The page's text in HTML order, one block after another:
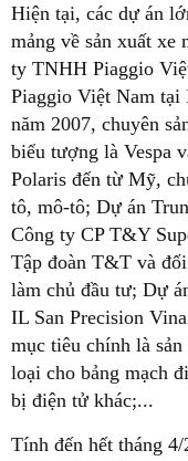
Hiện tại, các dự án
mảng về sản xuất
ty TNHH Piaggio
Piaggio Việt Nam
năm 2007, chuyên
biểu tượng là Vespa
Polaris đến từ Mỹ,
tô, mô-tô; Dự án
Công ty CP T&Y
Tập đoàn T&T và
làm chủ đầu tư; Dự
IL San Precision
mục tiêu chính là
loại cho bảng mạch
bị điện tử khác;...
Tính đến hết tháng